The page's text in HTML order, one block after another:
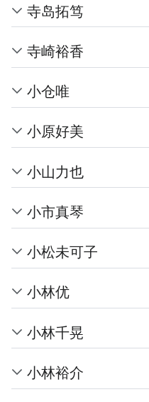
寺岛拓笃
寺崎裕香
小仓唯
小原好美
小山力也
小市真琴
小松未可子
小林优
小林千晃
小林裕介